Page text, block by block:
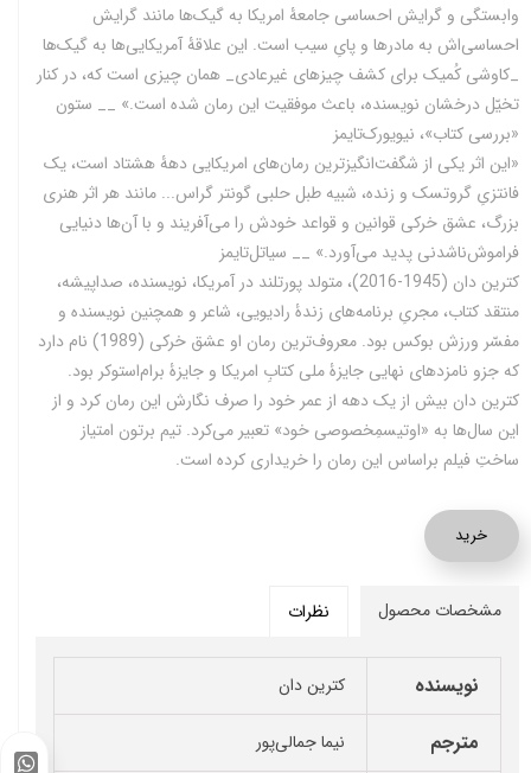
وابستگی و گرایش احساسی جامعۀ امریکا به گیک‌ها مانند گرایش
احساسی‌اش به مادرها و پایِ سیب است. این علاقۀ آمریکایی‌ها به گیک‌ها
_کاوشی کُمیک برای کشف چیزهای غیرعادی_ همان چیزی است که، در کنار
تخیّل درخشان نویسنده، باعث موفقیت این رمان شده است.» __ ستون
«بررسی کتاب»، نیویورک‌تایمز
«این اثر یکی از شگفت‌انگیزترین رمان‌های امریکایی دهۀ هشتاد است، یک
فانتزیِ گروتسک و زنده، شبیه طبل حلبی گونتر گراس... مانند هر اثر هنری
بزرگ، عشق خرکی قوانین و قواعد خودش را می‌آفریند و با آن‌ها دنیایی
فراموش‌ناشدنی پدید می‌آورد.» __ سیاتل‌تایمز
کترین دان (1945-2016)، متولد پورتلند در آمریکا، نویسنده، صداپیشه،
منتقد کتاب، مجریِ برنامه‌های زندۀ رادیویی، شاعر و همچنین نویسنده و
مفسّر ورزش بوکس بود. معروف‌ترین رمان او عشق خرکی (1989) نام دارد
که جزو نامزدهای نهایی جایزۀ ملی کتابِ امریکا و جایزۀ برام‌استوکر بود.
کترین دان بیش از یک دهه از عمر خود را صرف نگارش این رمان کرد و از
این سال‌ها به «اوتیسمِخصوصی خود» تعبیر می‌کرد. تیم برتون امتیاز
ساختِ فیلم براساس این رمان را خریداری کرده است.
خرید
مشخصات محصول نظرات
نویسنده کترین دان
مترجم نیما جمالی‌پور